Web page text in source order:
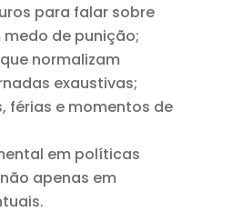
para falar sobre
de punição;
normalizam
exaustivas;
férias e momentos de
em políticas
apenas em